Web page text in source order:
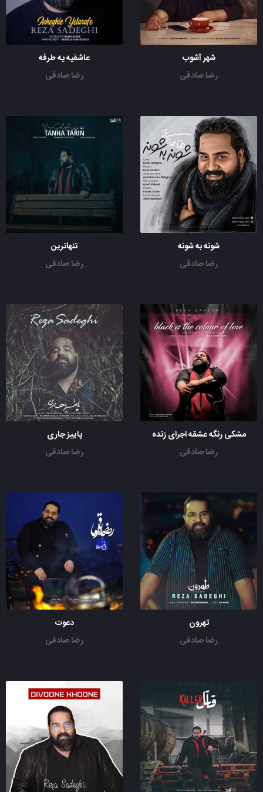
شهر آشوب
رضا صادقی
عاشقیه یه طرفه
رضا صادقی
شونه به شونه
رضا صادقی
تنهاترین
رضا صادقی
مشکی رنگه عشقه اجرای زنده
رضا صادقی
پاییز جاری
رضا صادقی
تهرون
رضا صادقی
دعوت
رضا صادقی